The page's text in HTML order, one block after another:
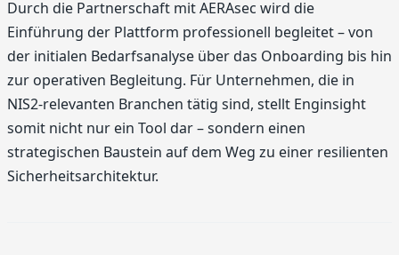
Durch die Partnerschaft mit AERAsec wird die
Einführung der Plattform professionell begleitet – von
der initialen Bedarfsanalyse über das Onboarding bis hin
zur operativen Begleitung. Für Unternehmen, die in
NIS2-relevanten Branchen tätig sind, stellt Enginsight
somit nicht nur ein Tool dar – sondern einen
strategischen Baustein auf dem Weg zu einer resilienten
Sicherheitsarchitektur.